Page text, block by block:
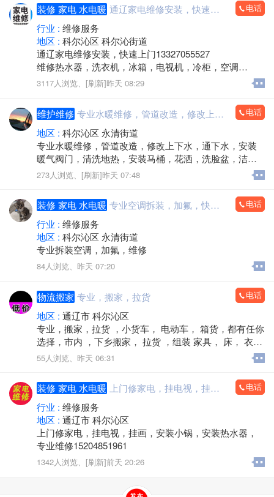
客户满意度，赢得业界口碑！
公司倡导以用户为导向，以实用为核心的开发观点，已
为1000多家大中小企业、政府机构、事业单位、社会团
体提供技术服务，帮助他们实现在技术使用、产品/服
务、营销推广上的互联网需求，有效提升形象价值和竞
争力，创造持久驱动力。
公司的主要客户有：
通辽市红十字会、通辽市科尔沁区总工会、察右前旗农
科局、泽强药业、科尔沁药业、开鲁老白干、哈啾嗨主
题餐厅、双舟辣嘴鸭、通辽市妇产医院、国药健康通辽
分公司、通辽市科尔沁区人社局、康安医院、蒙东医
院、天使之翼特教学校、海漫彩钢、质真环保检测、乃
蛮城投、鼎信集团、威宇生物、高雅文化传媒、祥龙新
通辽交警、通辽市发改委、蒙科干细胞、海邻生物、通
辽市森林公安局、通辽市党史地方志研究室、科斌律师
事务所、通达拍卖、通辽音乐家协会、通辽美术家协
会、天颐康养集团等。
装修 家电 水电暖 通辽家电维修安装，快速上门 电话
行业 : 维修服务
地区 : 科尔沁区 科尔沁街道
通辽家电维修安装，快速上门13327055527
维修热水器，洗衣机，冰箱，电视机，冷柜，空调
冷藏柜，小厨宝，等各种品牌家电，维修，加氟
联系电话13327055527微信同步
3117人浏览、 [刷新]昨天 08:29
维护维修 专业水暖维修，管道改造，修改上下水，通下水，安装暖气阀门，清洗地热，安装马桶，花洒，洗脸盆，洁具等，可下乡 电话
地区 : 科尔沁区 永清街道
专业水暖维修，管道改造，修改上下水，通下水，安装
暖气阀门，清洗地热，安装马桶，花洒，洗脸盆，洁具
等，可下乡
273人浏览、 [刷新]昨天 07:48
装修 家电 水电暖 专业空调拆装，加氟，快速上门，15134769517 电话
行业 : 维修服务
地区 : 科尔沁区 永清街道
专业拆装空调，加氟，维修
84人浏览、 昨天 07:20
物流搬家 专业，搬家，拉货 电话
地区 : 通辽市 科尔沁区
专业，搬家，拉货 ，小货车， 电动车， 箱货，都有任你
选择，市内 ，下乡搬家， 拉货 ，组装 家具， 床， 衣柜
，冰箱 ，洗衣机，电视，沙发，茶几，电视柜，背行
李，上下楼，各种生活物品，上下楼，背行李， 抬鱼
缸，抬钢琴，空调拆装，维修，等服务15047168832
55人浏览、 昨天 06:31
装修 家电 水电暖 上门修家电，挂电视，挂画，安装小锅，安装热水器，专业维修15204851961 电话
行业 : 维修服务
地区 : 通辽市 科尔沁区
上门修家电，挂电视，挂画，安装小锅，安装热水器，
专业维修15204851961
1342人浏览、 [刷新]前天 20:26